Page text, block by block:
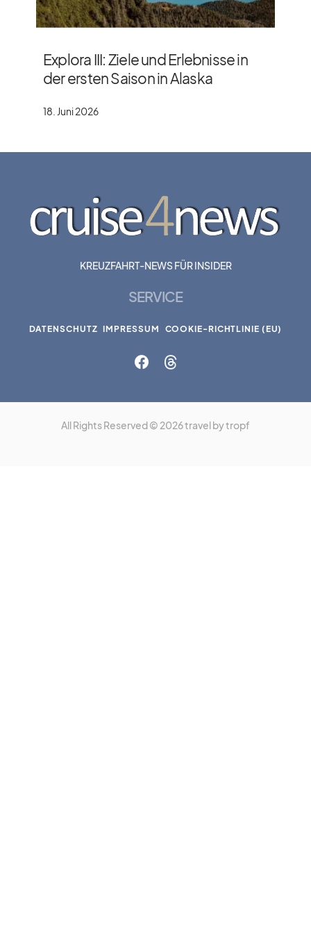
Explora III: Ziele und Erlebnisse in
der ersten Saison in Alaska
18. Juni 2026
KREUZFAHRT-NEWS FÜR INSIDER
SERVICE
DATENSCHUTZ IMPRESSUM COOKIE-RICHTLINIE (EU)
All Rights Reserved © 2026 travel by tropf